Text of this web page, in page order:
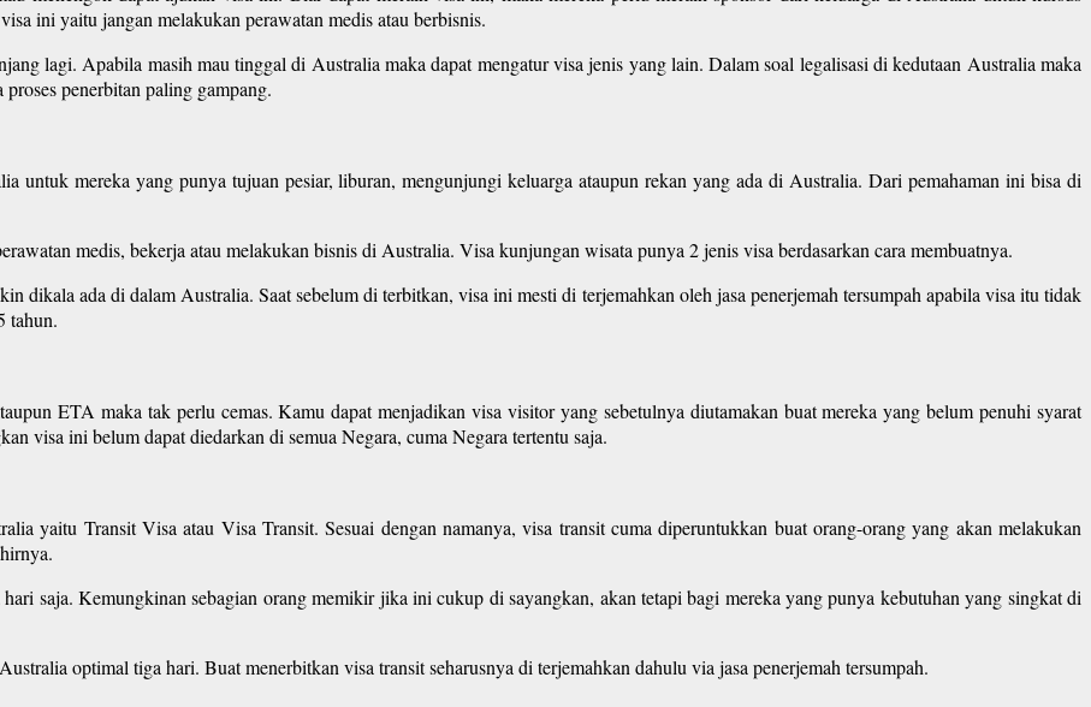
ini yaitu jangan melakukan perawatan medis atau berbisnis.
lagi. Apabila masih mau tinggal di Australia maka dapat mengatur visa jenis yang lain. Dalam soal legalisasi di kedutaan Australia maka
penerbitan paling gampang.
untuk mereka yang punya tujuan pesiar, liburan, mengunjungi keluarga ataupun rekan yang ada di Australia. Dari pemahaman ini bisa di
medis, bekerja atau melakukan bisnis di Australia. Visa kunjungan wisata punya 2 jenis visa berdasarkan cara membuatnya.
dikala ada di dalam Australia. Saat sebelum di terbitkan, visa ini mesti di terjemahkan oleh jasa penerjemah tersumpah apabila visa itu tidak
tahun.
ETA maka tak perlu cemas. Kamu dapat menjadikan visa visitor yang sebetulnya diutamakan buat mereka yang belum penuhi syarat
visa ini belum dapat diedarkan di semua Negara, cuma Negara tertentu saja.
yaitu Transit Visa atau Visa Transit. Sesuai dengan namanya, visa transit cuma diperuntukkan buat orang-orang yang akan melakukan
saja. Kemungkinan sebagian orang memikir jika ini cukup di sayangkan, akan tetapi bagi mereka yang punya kebutuhan yang singkat di
optimal tiga hari. Buat menerbitkan visa transit seharusnya di terjemahkan dahulu via jasa penerjemah tersumpah.